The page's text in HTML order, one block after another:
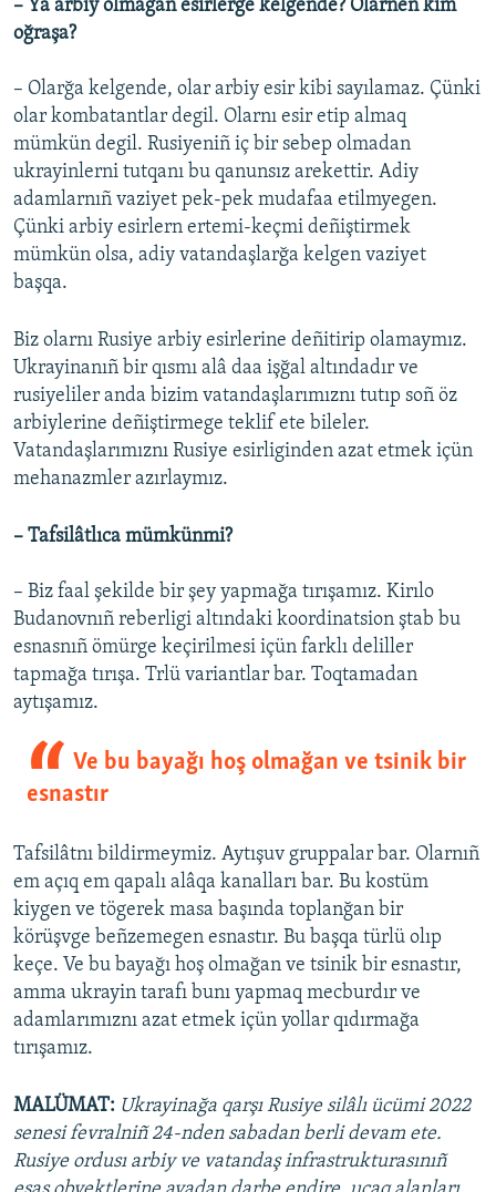
– Ya arbiy olmağan esirlerge kelgende? Olarnen kim
oğraşa?
– Olarğa kelgende, olar arbiy esir kibi sayılamaz. Çünki
olar kombatantlar degil. Olarnı esir etip almaq
mümkün degil. Rusiyeniñ iç bir sebep olmadan
ukrayinlerni tutqanı bu qanunsız arekettir. Adiy
adamlarnıñ vaziyet pek-pek mudafaa etilmyegen.
Çünki arbiy esirlern ertemi-keçmi deñiştirmek
mümkün olsa, adiy vatandaşlarğa kelgen vaziyet
başqa.
Biz olarnı Rusiye arbiy esirlerine deñitirip olamaymız.
Ukrayinanıñ bir qısmı alâ daa işğal altındadır ve
rusiyeliler anda bizim vatandaşlarımıznı tutıp soñ öz
arbiylerine deñiştirmege teklif ete bileler.
Vatandaşlarımıznı Rusiye esirliginden azat etmek içün
mehanazmler azırlaymız.
– Tafsilâtlıca mümkünmi?
– Biz faal şekilde bir şey yapmağa tırışamız. Kirılo
Budanovnıñ reberligi altındaki koordinatsion ştab bu
esnasnıñ ömürge keçirilmesi içün farklı deliller
tapmağa tırışa. Trlü variantlar bar. Toqtamadan
aytışamız.
Ve bu bayağı hoş olmağan ve tsinik bir
esnastır
Tafsilâtnı bildirmeymiz. Aytışuv gruppalar bar. Olarnıñ
em açıq em qapalı alâqa kanalları bar. Bu kostüm
kiygen ve tögerek masa başında toplanğan bir
körüşvge beñzemegen esnastır. Bu başqa türlü olıp
keçe. Ve bu bayağı hoş olmağan ve tsinik bir esnastır,
amma ukrayin tarafı bunı yapmaq mecburdır ve
adamlarımıznı azat etmek içün yollar qıdırmağa
tırışamız.
MALÜMAT: Ukrayinağa qarşı Rusiye silâlı ücümi 2022
senesi fevralniñ 24-nden sabadan berli devam ete.
Rusiye ordusı arbiy ve vatandaş infrastrukturasınıñ